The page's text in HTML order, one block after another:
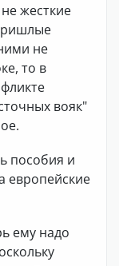
жесткие
не
то в
вояк"
пособия и
европейские
ему надо